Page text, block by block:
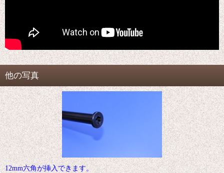
他の写真
12mm六角が挿入できます。